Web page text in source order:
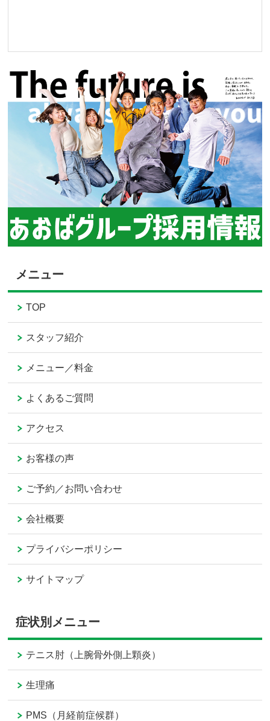
メニュー
TOP
スタッフ紹介
メニュー／料金
よくあるご質問
アクセス
お客様の声
ご予約／お問い合わせ
会社概要
プライバシーポリシー
サイトマップ
症状別メニュー
テニス肘（上腕骨外側上顆炎）
生理痛
PMS（月経前症候群）